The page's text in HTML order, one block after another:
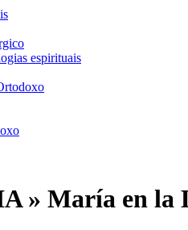
espirituais
» María en la